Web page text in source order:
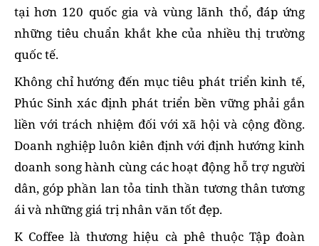
tại hơn 120 quốc gia và vùng lãnh thổ, đáp ứng
những tiêu chuẩn khắt khe của nhiều thị trường
quốc tế.
Không chỉ hướng đến mục tiêu phát triển kinh tế,
Phúc Sinh xác định phát triển bền vững phải gắn
liền với trách nhiệm đối với xã hội và cộng đồng.
Doanh nghiệp luôn kiên định với định hướng kinh
doanh song hành cùng các hoạt động hỗ trợ người
dân, góp phần lan tỏa tinh thần tương thân tương
ái và những giá trị nhân văn tốt đẹp.
K Coffee là thương hiệu cà phê thuộc Tập đoàn